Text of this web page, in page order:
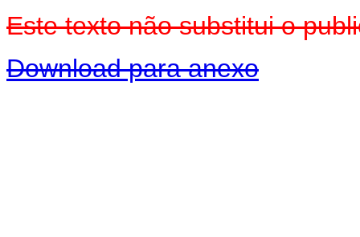
Este texto não substitui o
Download para anexo